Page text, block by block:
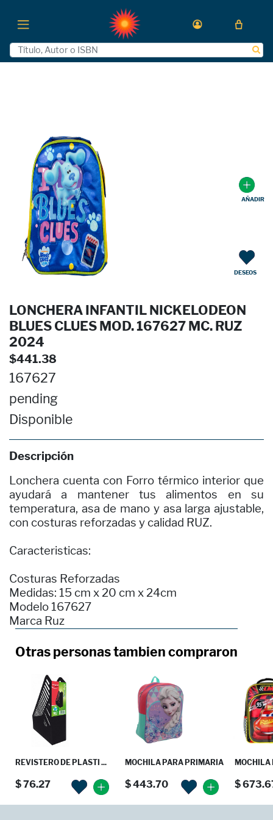
LONCHERA INFANTIL NICKELODEON
BLUES CLUES MOD. 167627 MC. RUZ
2024
$441.38
167627
pending
Disponible
Descripción
AÑADIR
DESEOS
Lonchera cuenta con Forro térmico interior que
ayudará a mantener tus alimentos en su
temperatura, asa de mano y asa larga ajustable,
con costuras reforzadas y calidad RUZ.
Caracteristicas:
Costuras Reforzadas
Medidas: 15 cm x 20 cm x 24cm
Modelo 167627
Marca Ruz
Otras personas tambien compraron
REVISTERO DE PLASTI ...
$ 76.27
MOCHILA PARA PRIMARIA
$ 443.70
MOCHILA
$